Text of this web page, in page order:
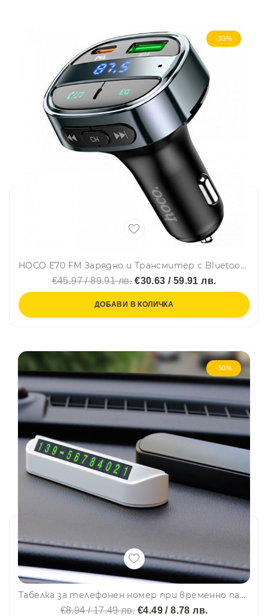
-33%
HOCO E70 FM Зарядно и Трансмитер с Bluetooth 2USB (PD30W,+QC3.0)
€45.97 / 89.91 лв.€30.63 / 59.91 лв.
ДОБАВИ В КОЛИЧКА
-50%
Табелка за телефонен номер при временно паркиране WA878
€8.94 / 17.49 лв.€4.49 / 8.78 лв.